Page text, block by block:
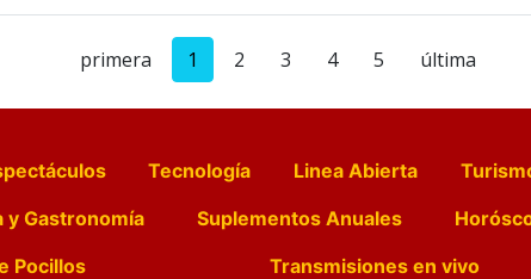
primera 1 2 3 4 5 última
Tecnología Linea Abierta
y Gastronomía Suplementos Anuales
Pocillos Transmisiones en vivo